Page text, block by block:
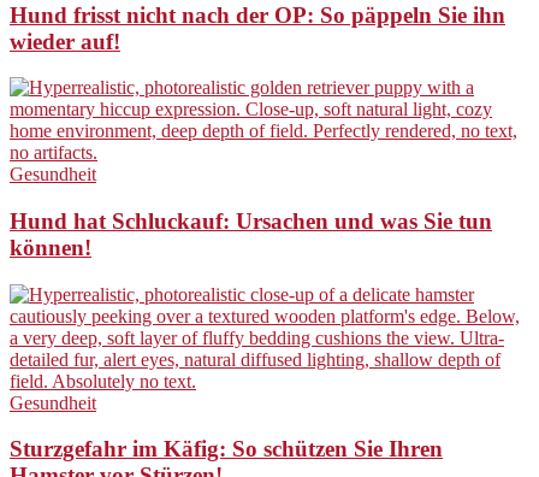
Hund frisst nicht nach der OP: So päppeln Sie ihn
wieder auf!
Gesundheit
Hund hat Schluckauf: Ursachen und was Sie tun
können!
Gesundheit
Sturzgefahr im Käfig: So schützen Sie Ihren